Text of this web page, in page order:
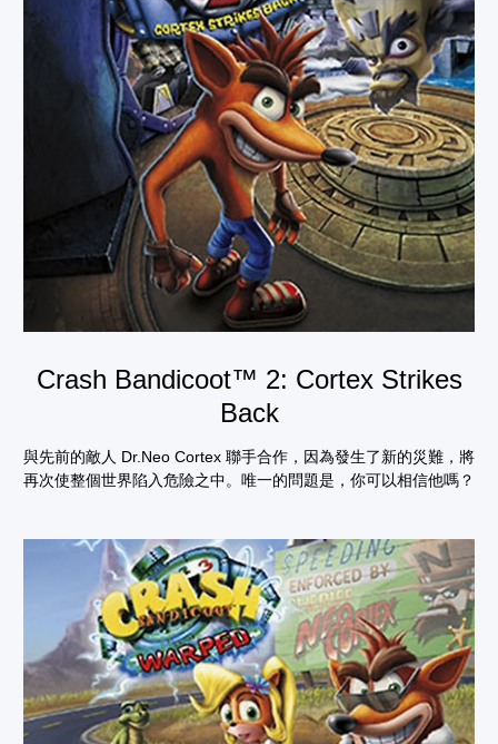
Crash Bandicoot™ 2: Cortex Strikes
Back
與先前的敵人 Dr.Neo Cortex 聯手合作，因為發生了新的災難，將
再次使整個世界陷入危險之中。唯一的問題是，你可以相信他嗎？